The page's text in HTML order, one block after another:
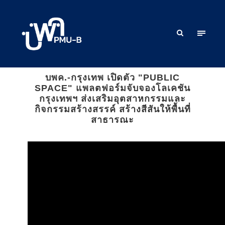
บพค.-กรุงเทพ เปิดตัว "PUBLIC
SPACE" แพลตฟอร์มจับจองโลเคชัน
กรุงเทพฯ ส่งเสริมอุตสาหกรรมและ
กิจกรรมสร้างสรรค์ สร้างสีสันให้พื้นที่
สาธารณะ